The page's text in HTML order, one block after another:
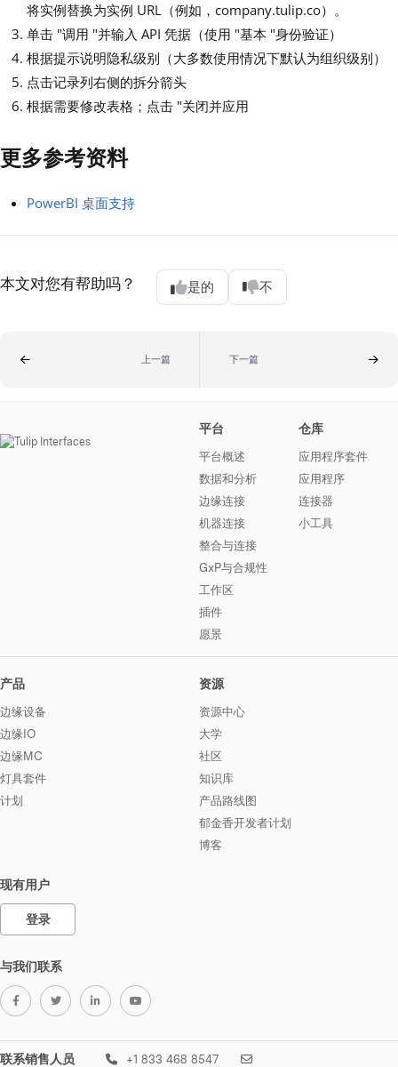
将实例替换为实例 URL（例如，company.tulip.co）。
单击 "调用 "并输入 API 凭据（使用 "基本 "身份验证）
根据提示说明隐私级别（大多数使用情况下默认为组织级别）
点击记录列右侧的拆分箭头
根据需要修改表格；点击 "关闭并应用
更多参考资料
PowerBI 桌面支持
本文对您有帮助吗？ 是的 不
上一篇 下一篇
平台
平台概述
数据和分析
边缘连接
机器连接
整合与连接
GxP与合规性
工作区
插件
愿景
仓库
应用程序套件
应用程序
连接器
小工具
产品
边缘设备
边缘IO
边缘MC
灯具套件
计划
资源
资源中心
大学
社区
知识库
产品路线图
郁金香开发者计划
博客
现有用户
登录
与我们联系
联系销售人员 +1 833 468 8547